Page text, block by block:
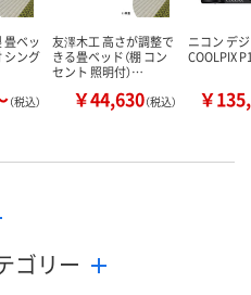
畳ベッ
シング
（税込）
友澤木工 高さが調整で
きる畳ベッド（棚 コン
セント 照明付）…
￥44,630（税込）
ニコン デ
COOLPIX
￥
ゴリー